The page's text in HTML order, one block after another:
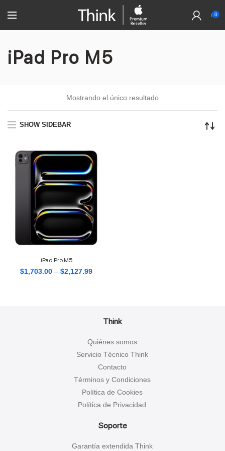
0
iPad Pro M5
Mostrando el único resultado
SHOW SIDEBAR
iPad Pro M5
$1,703.00 – $2,127.99
Think
Quiénes somos
Servicio Técnico Think
Contacto
Términos y Condiciones
Política de Cookies
Política de Privacidad
Soporte
Garantía extendida Think